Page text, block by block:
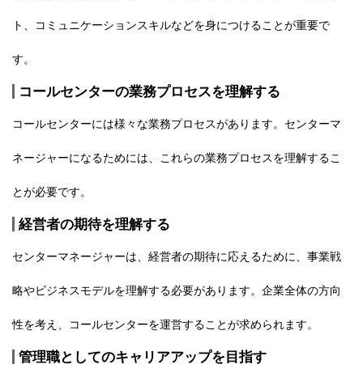
ト、コミュニケーションスキルなどを身につけることが重要で
す。
コールセンターの業務プロセスを理解する
コールセンターには様々な業務プロセスがあります。センターマ
ネージャーになるためには、これらの業務プロセスを理解するこ
とが必要です。
経営者の期待を理解する
センターマネージャーは、経営者の期待に応えるために、事業戦
略やビジネスモデルを理解する必要があります。企業全体の方向
性を考え、コールセンターを運営することが求められます。
管理職としてのキャリアアップを目指す